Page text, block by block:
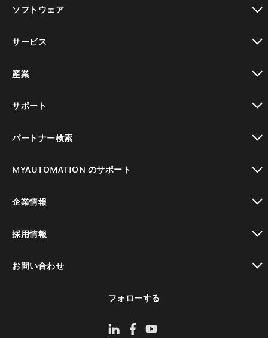
ソフトウェア
サービス
産業
サポート
パートナー検索
MYAUTOMATION のサポート
企業情報
採用情報
お問い合わせ
フォローする